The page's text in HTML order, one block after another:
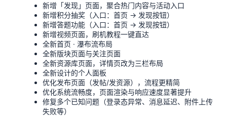
新增「发现」页面，聚合热门内容与活动入口
新增积分抽奖（入口：首页 → 发现按钮）
新增答题功能（入口：首页 → 发现按钮）
新增视频页面，刷机教程一键直达
全新首页 · 瀑布流布局
全新版块页面与关注页面
全新资源库页面，详情页改为三栏布局
全新设计的个人面板
优化发布页面（发帖/发资源），流程更精简
优化系统流畅度，页面渲染与响应速度显著提升
修复多个已知问题（登录态异常、消息延迟、附件上传
失败等）